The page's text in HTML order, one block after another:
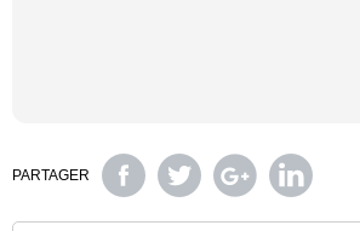
PARTAGER